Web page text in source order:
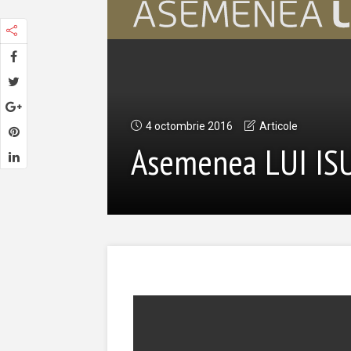
4 octombrie 2016 Articole
Asemenea LUI